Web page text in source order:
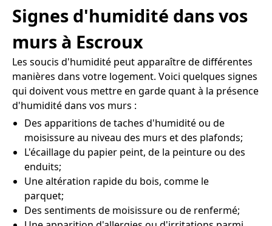
Signes d'humidité dans vos
murs à Escroux
Les soucis d'humidité peut apparaître de différentes
manières dans votre logement. Voici quelques signes
qui doivent vous mettre en garde quant à la présence
d'humidité dans vos murs :
Des apparitions de taches d'humidité ou de
moisissure au niveau des murs et des plafonds;
L'écaillage du papier peint, de la peinture ou des
enduits;
Une altération rapide du bois, comme le
parquet;
Des sentiments de moisissure ou de renfermé;